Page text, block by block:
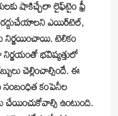
షాకిచ్చేలా లైఫ్‌టైం ఫ్రీ
రద్దుచేయాలని ఎయిర్‌టెల్‌,
టెలికం
నిర్ణయంతో భవిష్యత్తులో
చెల్లించాల్సిందే. ఈ
సంబంధిత కంపెనీల
చేయించుకోవాల్సి ఉంటుంది.